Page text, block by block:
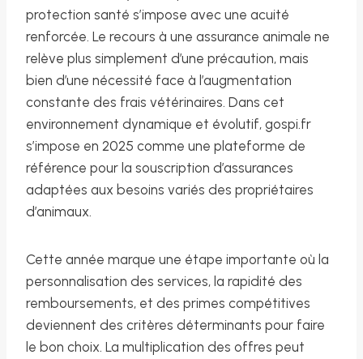
protection santé s’impose avec une acuité
renforcée. Le recours à une assurance animale ne
relève plus simplement d’une précaution, mais
bien d’une nécessité face à l’augmentation
constante des frais vétérinaires. Dans cet
environnement dynamique et évolutif, gospi.fr
s’impose en 2025 comme une plateforme de
référence pour la souscription d’assurances
adaptées aux besoins variés des propriétaires
d’animaux.
Cette année marque une étape importante où la
personnalisation des services, la rapidité des
remboursements, et des primes compétitives
deviennent des critères déterminants pour faire
le bon choix. La multiplication des offres peut